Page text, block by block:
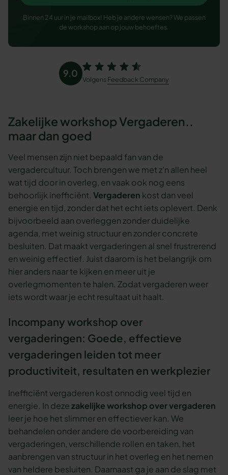
Zakelijke workshop Vergaderen..
maar dan goed
Veel mensen zijn niet bepaald fan van de
vergadercultuur. Toch brengen we met z’n allen heel
wat tijd door in overleg, en vaak ook nog eens
behoorlijk inefficiënt.Vergaderen kost dan veel
energie en tijd, zonder dat het echt iets oplevert. Denk
bijvoorbeeld aan overleggen zonder duidelijke
agenda, met weinig structuur en zonder concrete
besluiten. Dat maakt vergaderingen al snel frustrerend
en weinig effectief. Juist daarom is het belangrijk om
hier anders naar te kijken en meer uit je
overlegmomenten te halen. Zodat vergaderen weer
iets wordt waar je echt resultaat uit haalt.
Incompany workshop over
vergaderingen: Goede, effectieve
vergaderingen leiden tot meer
productiviteit, resultaten en werkplezier
Inefficiënt vergaderen kost onnodig veel tijd en
energie. In dezezakelijke workshop over vergaderen
leer je hoe het slimmer en effectiever kan. We
behandelen onder andere de voorbereiding van
vergaderingen, verschillende rollen en taken, het
aanbrengen van structuur in het overleg en het nemen
van heldere besluiten. Daarnaast ga je aan de slag met
Binnen 24 uur in je mailbox! Heb je andere wensen? We passen
de workshop aan op jouw behoeftes.
9.0
VolgensFeedback Company